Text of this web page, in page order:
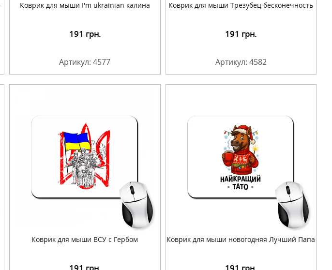
Коврик для мыши I'm ukrainian калина
191 грн.
Артикул: 4577
Коврик для мыши Трезубец бесконечность
Подробнее 191 грн.
Артикул: 4582
Коврик для мыши ВСУ с Гербом
191 грн.
Коврик для мыши новогодняя Лучший Папа
191 грн.